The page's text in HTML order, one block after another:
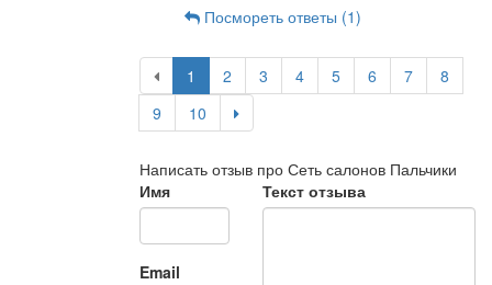
Посмореть ответы (1)
1 2 3 4 5 6 7
8
9
10
Написать отзыв про Сеть салонов Пальчики
Имя
Email
Текст отзыва